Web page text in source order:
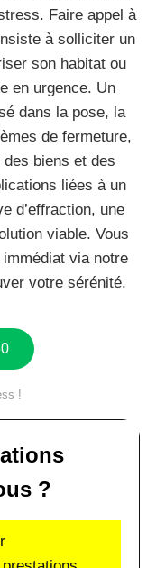
Faire appel à
à solliciter un
son habitat ou
en urgence. Un
dans la pose, la
de fermeture,
biens et des
liées à un
d’effraction, une
viable. Vous
via notre
votre sérénité.
!
?